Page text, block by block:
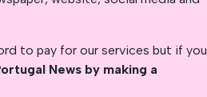
to pay for our services but if you
News by making a